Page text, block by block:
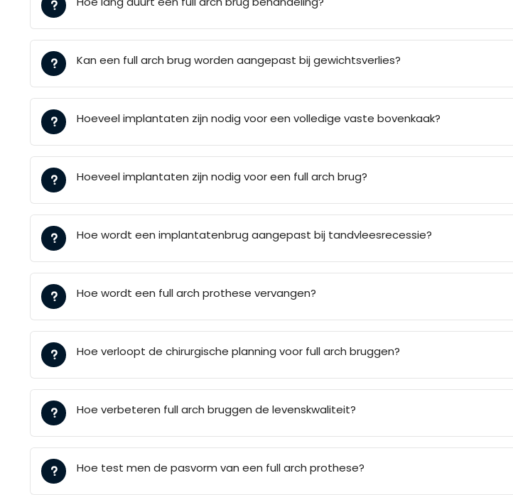
Kan een full arch brug worden aangepast bij gewichtsverlies?
Hoeveel implantaten zijn nodig voor een volledige vaste bovenkaak?
Hoeveel implantaten zijn nodig voor een full arch brug?
Hoe wordt een implantatenbrug aangepast bij tandvleesrecessie?
Hoe wordt een full arch prothese vervangen?
Hoe verloopt de chirurgische planning voor full arch bruggen?
Hoe verbeteren full arch bruggen de levenskwaliteit?
Hoe test men de pasvorm van een full arch prothese?